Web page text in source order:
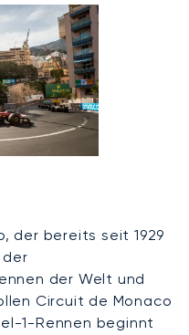
der bereits seit 1929
der Welt und
Circuit de Monaco
1-Rennen beginnt